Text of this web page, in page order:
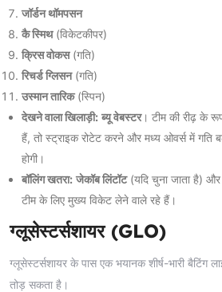
जॉर्डन थॉमपसन
कै स्मिथ(विकेटकीपर)
क्रिस वोकस(गति)
रिचर्ड ग्लिसन(गति)
उस्मान तारिक(स्पिन)
देखने वाला खिलाड़ी: ब्यू वेबस्टर। टीम की रीढ़ के
हैं, तो स्ट्राइक रोटेट करने और मध्य ओवर्स में गति
होगी।
बॉलिंग खतरा: जेकॉब लिंटॉट(यदि चुना जाता है) और
टीम के लिए मुख्य विकेट लेने वाले रहे हैं।
ग्लूसेस्टर्सशायर (GLO)
ग्लूसेस्टर्सशायर के पास एक भयानक शीर्ष-भारी बैटिंग
तोड़ सकता है।